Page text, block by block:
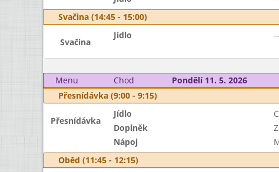
Svačina (14:45 - 15:00)
Svačina
Jídlo
Menu
Chod Pondělí 11. 5. 2026
Přesnídávka (9:00 - 9:15)
Přesnídávka
Jídlo
Doplněk
Nápoj
Oběd (11:45 - 12:15)